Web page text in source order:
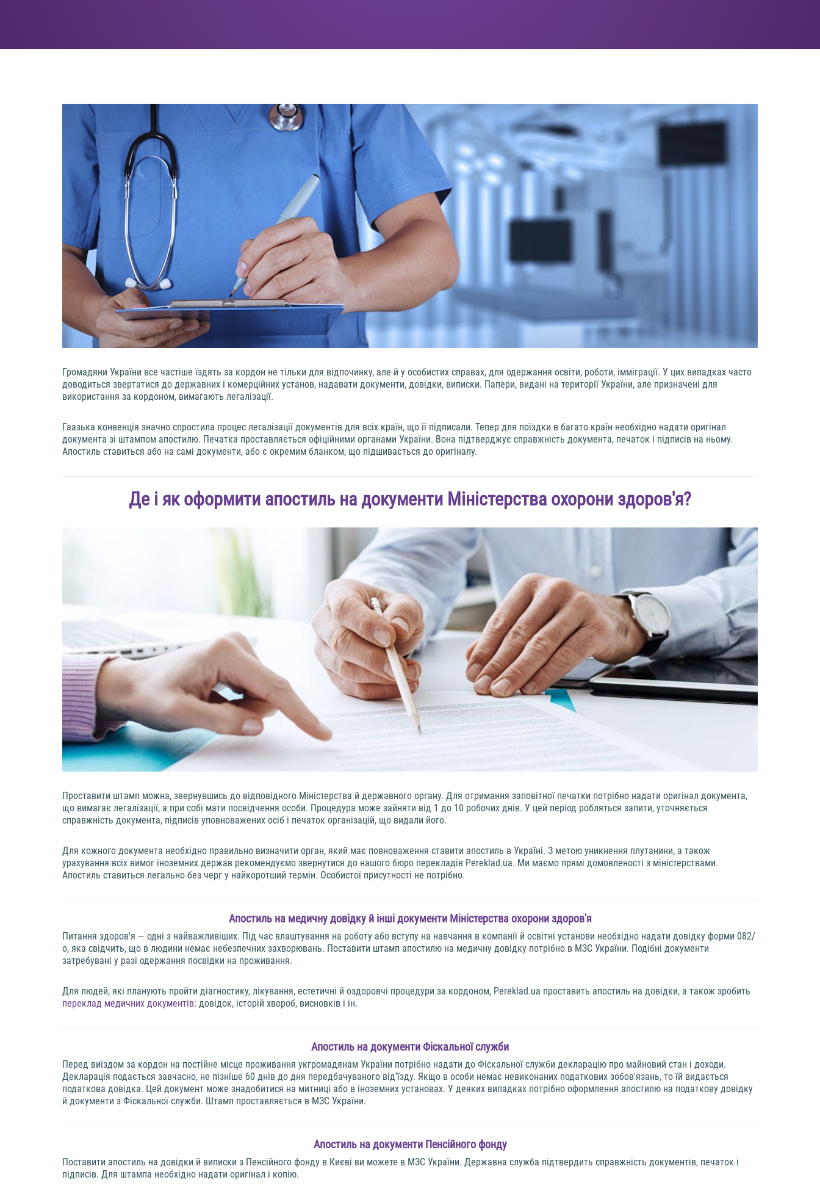
Громадяни України все частіше їздять за кордон не тільки для відпочинку, але й у особистих справах, для одержання освіти, роботи, імміграції. У цих випадках часто
доводиться звертатися до державних і комерційних установ, надавати документи, довідки, виписки. Папери, видані на території України, але призначені для
використання за кордоном, вимагають легалізації.
Гаазька конвенція значно спростила процес легалізації документів для всіх країн, що її підписали. Тепер для поїздки в багато країн необхідно надати оригінал
документа зі штампом апостилю. Печатка проставляється офіційними органами України. Вона підтверджує справжність документа, печаток і підписів на ньому.
Апостиль ставиться або на самі документи, або є окремим бланком, що підшивається до оригіналу.
Де і як оформити апостиль на документи Міністерства охорони здоров'я?
Проставити штамп можна, звернувшись до відповідного Міністерства й державного органу. Для отримання заповітної печатки потрібно надати оригінал документа,
що вимагає легалізації, а при собі мати посвідчення особи. Процедура може зайняти від 1 до 10 робочих днів. У цей період робляться запити, уточняється
справжність документа, підписів уповноважених осіб і печаток організацій, що видали його.
Для кожного документа необхідно правильно визначити орган, який має повноваження ставити апостиль в Україні. З метою уникнення плутанини, а також
урахування всіх вимог іноземних держав рекомендуємо звернутися до нашого бюро перекладів Pereklad.ua. Ми маємо прямі домовленості з міністерствами.
Апостиль ставиться легально без черг у найкоротший термін. Особистої присутності не потрібно.
Апостиль на медичну довідку й інші документи Міністерства охорони здоров'я
Питання здоров'я — одні з найважливіших. Під час влаштування на роботу або вступу на навчання в компанії й освітні установи необхідно надати довідку форми 082/
о, яка свідчить, що в людини немає небезпечних захворювань. Поставити штамп апостилю на медичну довідку потрібно в МЗС України. Подібні документи
затребувані у разі одержання посвідки на проживання.
Для людей, які планують пройти діагностику, лікування, естетичні й оздоровчі процедури за кордоном, Pereklad.ua проставить апостиль на довідки, а також зробить
переклад медичних документів: довідок, історій хвороб, висновків і ін.
Апостиль на документи Фіскальної служби
Перед виїздом за кордон на постійне місце проживання укгромадянам України потрібно надати до Фіскальної служби декларацію про майновий стан і доходи.
Декларація подається завчасно, не пізніше 60 днів до дня передбачуваного від'їзду. Якщо в особи немає невиконаних податкових зобов'язань, то їй видається
податкова довідка. Цей документ може знадобитися на митниці або в іноземних установах. У деяких випадках потрібно оформлення апостилю на податкову довідку
й документи з Фіскальної служби. Штамп проставляється в МЗС України.
Апостиль на документи Пенсійного фонду
Поставити апостиль на довідки й виписки з Пенсійного фонду в Києві ви можете в МЗС України. Державна служба підтвердить справжність документів, печаток і
підписів. Для штампа необхідно надати оригінал і копію.